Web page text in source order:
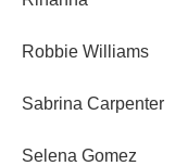
Robbie Williams
Sabrina Carpenter
Selena Gomez